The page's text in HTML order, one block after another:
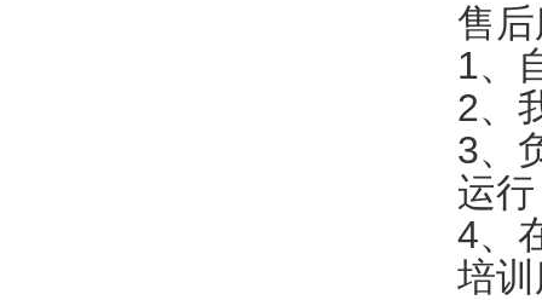
售
1、
2、
3、
运
4、
培